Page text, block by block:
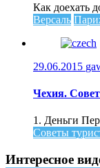
Как доехать
Версаль
29.06.2015
Чехия.
1. Деньги
Советы
Интересное